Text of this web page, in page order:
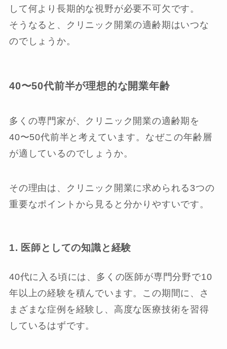
して何より長期的な視野が必要不可欠です。
そうなると、クリニック開業の適齢期はいつな
のでしょうか。
40〜50代前半が理想的な開業年齢
多くの専門家が、クリニック開業の適齢期を
40〜50代前半と考えています。なぜこの年齢層
が適しているのでしょうか。
その理由は、クリニック開業に求められる3つの
重要なポイントから見ると分かりやすいです。
1. 医師としての知識と経験
40代に入る頃には、多くの医師が専門分野で10
年以上の経験を積んでいます。この期間に、さ
まざまな症例を経験し、高度な医療技術を習得
しているはずです。